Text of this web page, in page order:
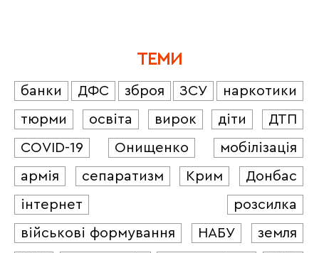
ТЕМИ
банки ДФС зброя ЗСУ
наркотики
тюрми
освіта вирок діти
ДТП
COVID-19
Онищенко
мобілізація
армія
сепаратизм Крим
Донбас
інтернет
розсилка
військові формування
НАБУ
земля